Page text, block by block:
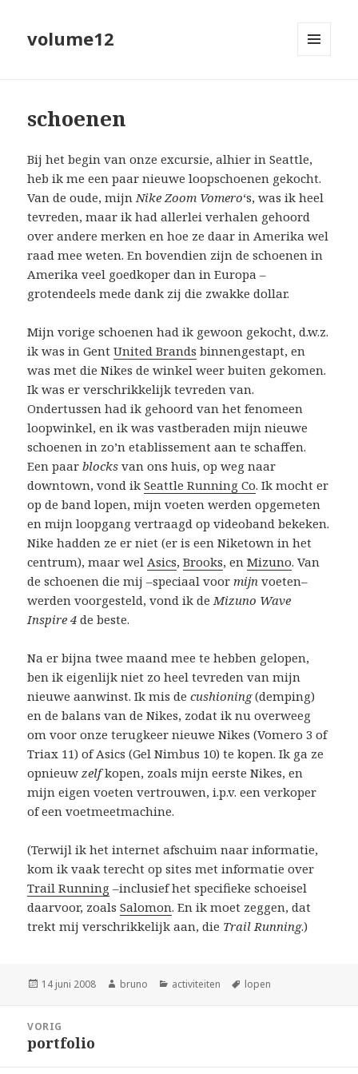
volume12
schoenen
Bij het begin van onze excursie, alhier in Seattle,
heb ik me een paar nieuwe loopschoenen gekocht.
Van de oude, mijnNike Zoom Vomero‘s, was ik heel
tevreden, maar ik had allerlei verhalen gehoord
over andere merken en hoe ze daar in Amerika wel
raad mee weten. En bovendien zijn de schoenen in
Amerika veel goedkoper dan in Europa –
grotendeels mede dank zij die zwakke dollar.
Mijn vorige schoenen had ik gewoon gekocht, d.w.z.
ik was in GentUnited Brands binnengestapt, en
was met die Nikes de winkel weer buiten gekomen.
Ik was er verschrikkelijk tevreden van.
Ondertussen had ik gehoord van het fenomeen
loopwinkel, en ik was vastberaden mijn nieuwe
schoenen in zo’n etablissement aan te schaffen.
Een paarblocks van ons huis, op weg naar
downtown, vond ikSeattle Running Co. Ik mocht er
op de band lopen, mijn voeten werden opgemeten
en mijn loopgang vertraagd op videoband bekeken.
Nike hadden ze er niet (er is een Niketown in het
centrum), maar welAsics,Brooks, enMizuno. Van
de schoenen die mij –speciaal voormijn voeten–
werden voorgesteld, vond ik deMizuno Wave
Inspire 4 de beste.
Na er bijna twee maand mee te hebben gelopen,
ben ik eigenlijk niet zo heel tevreden van mijn
nieuwe aanwinst. Ik mis decushioning(demping)
en de balans van de Nikes, zodat ik nu overweeg
om voor onze terugkeer nieuwe Nikes (Vomero 3 of
Triax 11) of Asics (Gel Nimbus 10) te kopen. Ik ga ze
opnieuwzelfkopen, zoals mijn eerste Nikes, en
mijn eigen voeten vertrouwen, i.p.v. een verkoper
of een voetmeetmachine.
(Terwijl ik het internet afschuim naar informatie,
kom ik vaak terecht op sites met informatie over
Trail Running –inclusief het specifieke schoeisel
daarvoor, zoalsSalomon. En ik moet zeggen, dat
trekt mij verschrikkelijk aan, die Trail Running.)
Geplaatst
14 juni 2008 Auteur
bruno Categorieën
activiteiten Tags
lopen
navigatie
VORIG
Vorig
portfolio